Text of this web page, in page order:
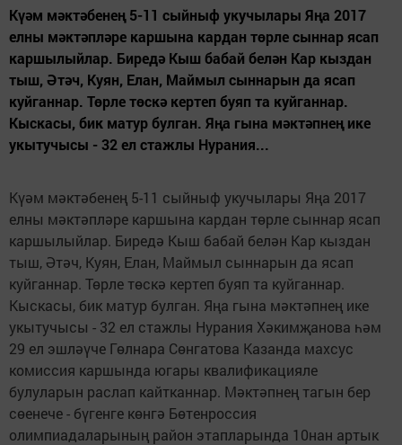
Күәм мәктәбенең 5-11 сыйныф укучылары Яңа 2017
елны мәктәпләре каршына кардан төрле сыннар ясап
каршылыйлар. Биредә Кыш бабай белән Кар кыздан
тыш, Әтәч, Куян, Елан, Маймыл сыннарын да ясап
куйганнар. Төрле төскә кертеп буяп та куйганнар.
Кыскасы, бик матур булган. Яңа гына мәктәпнең ике
укытучысы - 32 ел стажлы Нурания...
Күәм мәктәбенең 5-11 сыйныф укучылары Яңа 2017
елны мәктәпләре каршына кардан төрле сыннар ясап
каршылыйлар. Биредә Кыш бабай белән Кар кыздан
тыш, Әтәч, Куян, Елан, Маймыл сыннарын да ясап
куйганнар. Төрле төскә кертеп буяп та куйганнар.
Кыскасы, бик матур булган. Яңа гына мәктәпнең ике
укытучысы - 32 ел стажлы Нурания Хәкимҗанова һәм
29 ел эшләүче Гөлнара Сөнгатова Казанда махсус
комиссия каршында югары квалификацияле
булуларын раслап кайтканнар. Мәктәпнең тагын бер
сөенече - бүгенге көнгә Бөтенроссия
олимпиадаларының район этапларында 10нан артык